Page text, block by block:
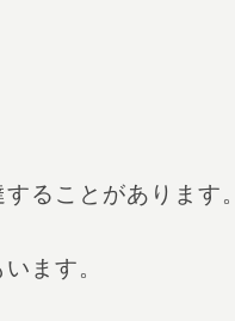
ることがあります。
ます。